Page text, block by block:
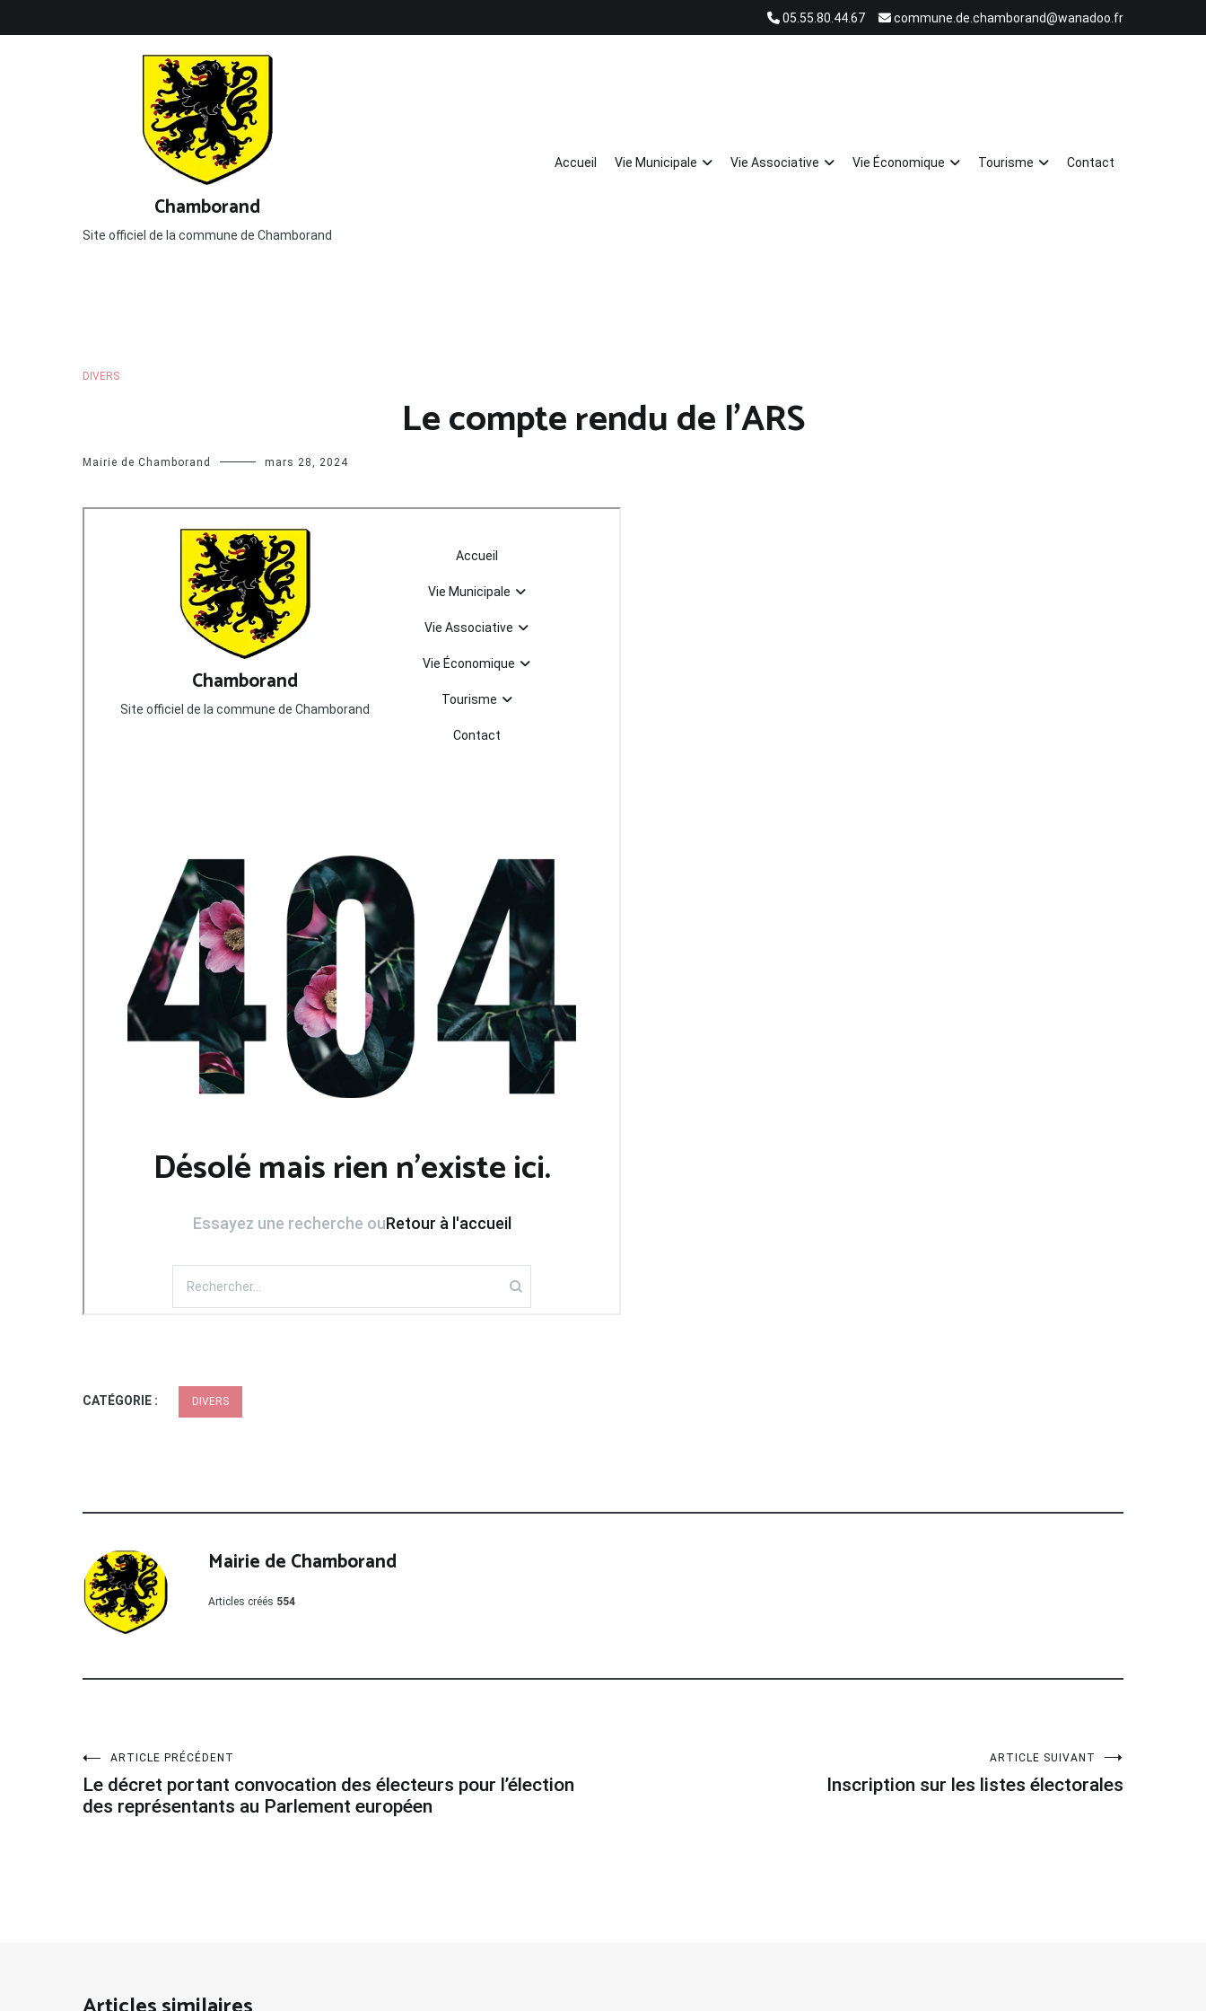
05.55.80.44.67 commune.de.chamborand@wanadoo.fr
Chamborand
Site officiel de la commune de Chamborand
Accueil Vie Municipale Vie Associative Vie Économique Tourisme Contact
DIVERS
Le compte rendu de l’ARS
Mairie de Chamborand mars 28, 2024
CATÉGORIE : DIVERS
Mairie de Chamborand
Articles créés 554
Navigation
de
ARTICLE PRÉCÉDENT
Le décret portant convocation des électeurs pour l’élection
des représentants au Parlement européen
ARTICLE SUIVANT
Inscription sur les listes électorales